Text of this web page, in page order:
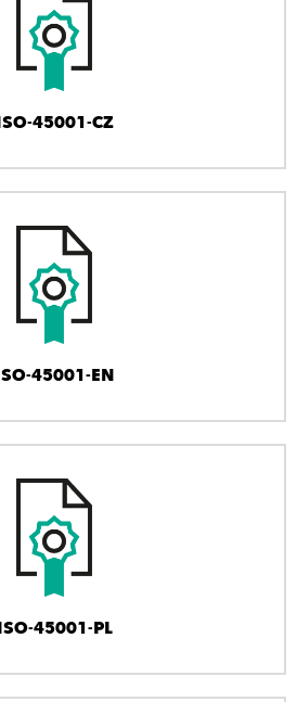
ISO-45001-CZ
ISO-45001-EN
ISO-45001-PL